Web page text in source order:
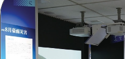
특집
목록
추천
모델 코스